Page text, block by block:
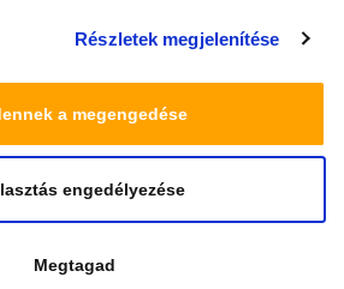
partnereinkkel megosztjuk az
számukra vagy az Ön által
gyűjtöttek.
Részletek megjelenítése
a megengedése
engedélyezése
Megtagad